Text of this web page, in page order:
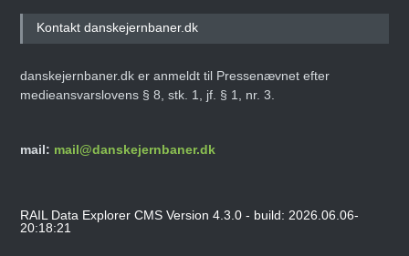
Kontakt danskejernbaner.dk
danskejernbaner.dk er anmeldt til Pressenævnet efter
medieansvarslovens § 8, stk. 1, jf. § 1, nr. 3.
mail: mail@danskejernbaner.dk
RAIL Data Explorer CMS Version 4.3.0 - build: 2026.06.06-
20:18:21